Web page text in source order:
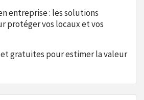
entreprise : les solutions
protéger vos locaux et vos
et gratuites pour estimer la valeur